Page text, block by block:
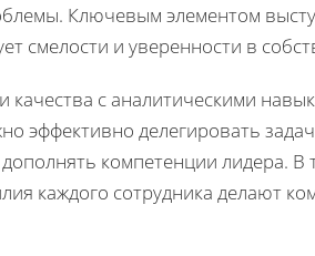
Ключевым элементом
смелости и уверенности в
качества с аналитическими
эффективно делегировать
компетенции лидера. В
каждого сотрудника делают